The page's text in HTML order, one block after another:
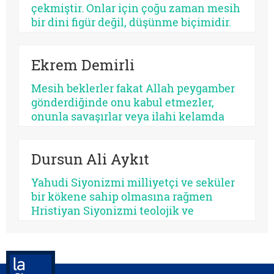
üretir, bazısı düşmanlık.
çekmiştir. Onlar için çoğu zaman mesih
bir dini figür değil, düşünme biçimidir.
onun çoktan sekülerleştiğini ve modern
savunur.
Ekrem Demirli
Mesih beklerler fakat Allah peygamber
gönderdiğinde onu kabul etmezler,
onunla savaşırlar veya ilahi kelamda
için de bunu düşünmek mümkündür:
Beklediklerini iddia ettikleri kurtarıcı
gelse onu da tanımayacaklardır.
Dursun Ali Aykıt
Yahudi Siyonizmi milliyetçi ve seküler
bir kökene sahip olmasına rağmen
Hristiyan Siyonizmi teolojik ve
Siyonizminin İsrail’e yönelik siyasî
desteğini hem jeopolitik çıkarlar